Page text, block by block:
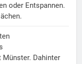
oder Entspannen.
Münster. Dahinter